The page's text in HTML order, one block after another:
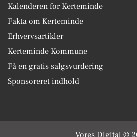
Kalenderen for Kerteminde
Fakta om Kerteminde
Erhvervsartikler
Kerteminde Kommune
Få en gratis salgsvurdering
Sponsoreret indhold
Vores Digital ©